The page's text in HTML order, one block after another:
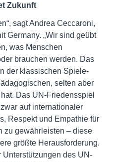
Zukunft
sagt Andrea Ceccaroni,
Germany. „Wir sind geübt
was Menschen
brauchen werden. Das
der klassischen Spiele-
selten aber
Das UN-Friedensspiel
auf internationaler
Respekt und Empathie für
zu gewährleisten – diese
größte Herausforderung.
Unterstützungen des UN-